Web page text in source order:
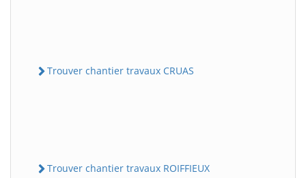
Trouver chantier travaux CRUAS
Trouver chantier travaux ROIFFIEUX